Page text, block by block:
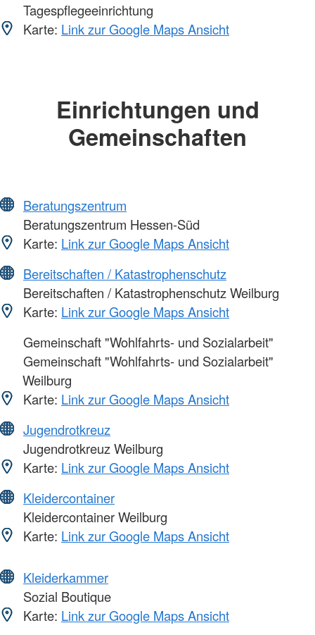
Tagespflegeeinrichtung
Karte: Link zur Google Maps Ansicht
Einrichtungen und
Gemeinschaften
Beratungszentrum
Beratungszentrum Hessen-Süd
Karte: Link zur Google Maps Ansicht
Bereitschaften / Katastrophenschutz
Bereitschaften / Katastrophenschutz Weilburg
Karte: Link zur Google Maps Ansicht
Gemeinschaft "Wohlfahrts- und Sozialarbeit"
Gemeinschaft "Wohlfahrts- und Sozialarbeit"
Weilburg
Karte: Link zur Google Maps Ansicht
Jugendrotkreuz
Jugendrotkreuz Weilburg
Karte: Link zur Google Maps Ansicht
Kleidercontainer
Kleidercontainer Weilburg
Karte: Link zur Google Maps Ansicht
Kleiderkammer
Sozial Boutique
Karte: Link zur Google Maps Ansicht